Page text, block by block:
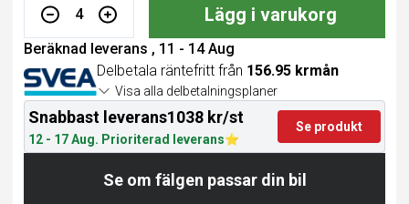
4 Lägg i varukorg
Beräknad leverans , 11 - 14 Aug
Delbetala räntefritt från 156.95 krmån
Visa alla delbetalningsplaner
Snabbast leverans1038 kr/st
12 - 17 Aug. Prioriterad leverans
Se produkt
Se om fälgen passar din bil